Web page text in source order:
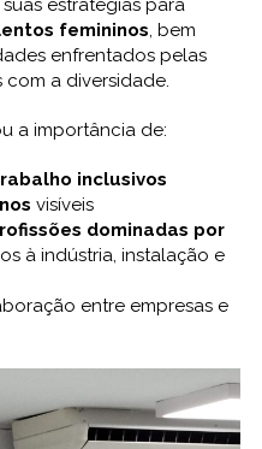
estratégias para
femininos, bem
enfrentados pelas
a diversidade.
a importância de:
inclusivos
visíveis
dominadas por
à indústria, instalação e
entre empresas e